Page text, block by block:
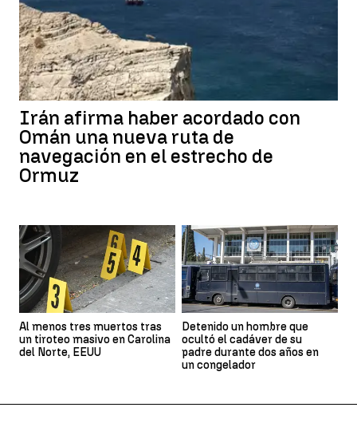
Irán afirma haber acordado con
Omán una nueva ruta de
navegación en el estrecho de
Ormuz
Al menos tres muertos tras
un tiroteo masivo en Carolina
del Norte, EEUU
Detenido un hombre que
ocultó el cadáver de su
padre durante dos años en
un congelador